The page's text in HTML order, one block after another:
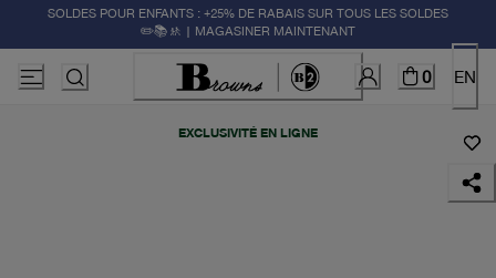
SOLDES POUR ENFANTS : +25% DE RABAIS SUR TOUS LES SOLDES
✏️📚🚸 | MAGASINER MAINTENANT
0 EN
EXCLUSIVITÉ EN LIGNE